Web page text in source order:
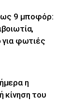
9 μποφόρ:
για φωτιές
η
κίνηση του